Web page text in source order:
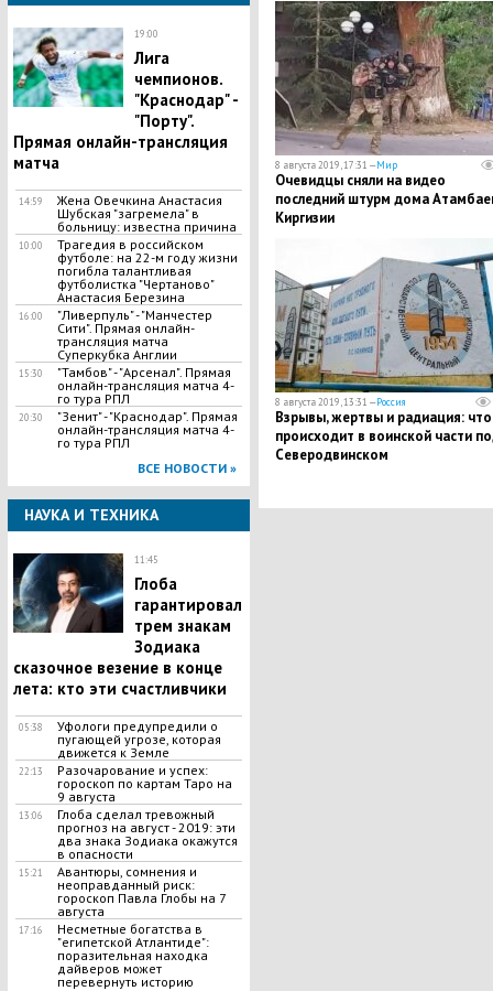
19:00
Лига
чемпионов.
"Краснодар" -
"Порту".
Прямая онлайн-трансляция
матча
14:59
Жена Овечкина Анастасия
Шубская "загремела" в
больницу: известна причина
10:00
Трагедия в российском
футболе: на 22-м году жизни
погибла талантливая
футболистка "Чертаново"
Анастасия Березина
16:00
"Ливерпуль" - "Манчестер
Сити". Прямая онлайн-
трансляция матча
Суперкубка Англии
15:30
"Тамбов" - "Арсенал". Прямая
онлайн-трансляция матча 4-
го тура РПЛ
20:30
"Зенит" - "Краснодар". Прямая
онлайн-трансляция матча 4-
го тура РПЛ
ВСЕ НОВОСТИ »
НАУКА И ТЕХНИКА
11:45
Глоба
гарантировал
трем знакам
Зодиака
сказочное везение в конце
лета: кто эти счастливчики
05:38
Уфологи предупредили о
пугающей угрозе, которая
движется к Земле
22:13
Разочарование и успех:
гороскоп по картам Таро на
9 августа
13:06
Глоба сделал тревожный
прогноз на август - 2019: эти
два знака Зодиака окажутся
в опасности
15:21
Авантюры, сомнения и
неоправданный риск:
гороскоп Павла Глобы на 7
августа
17:16
Несметные богатства в
"египетской Атлантиде":
поразительная находка
дайверов может
перевернуть историю
8 августа 2019, 17:31 —Мир
Очевидцы сняли на видео
последний штурм дома
Киргизии
8 августа 2019, 13:31 —Россия
Взрывы, жертвы и радиация: что
происходит в воинской части
Северодвинском